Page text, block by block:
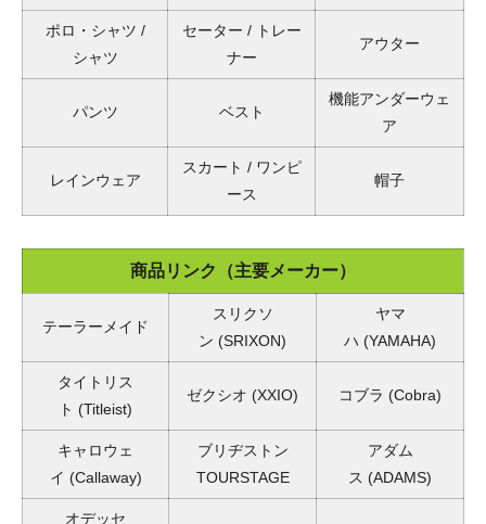
ポロ・シャツ /
シャツ
セーター / トレー
ナー
アウター
パンツ ベスト
機能アンダーウェ
ア
レインウェア
スカート / ワンピ
ース
帽子
商品リンク（主要メーカー）
テーラーメイド
スリクソ
ン (SRIXON)
ヤマ
ハ (YAMAHA)
タイトリス
ト (Titleist)
ゼクシオ (XXIO) コブラ (Cobra)
キャロウェ
イ (Callaway)
ブリヂストン
TOURSTAGE
アダム
ス (ADAMS)
オデッセ